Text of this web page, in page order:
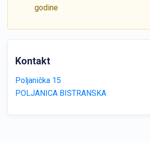
godine
Kontakt
Poljanička 15
POLJANICA BISTRANSKA